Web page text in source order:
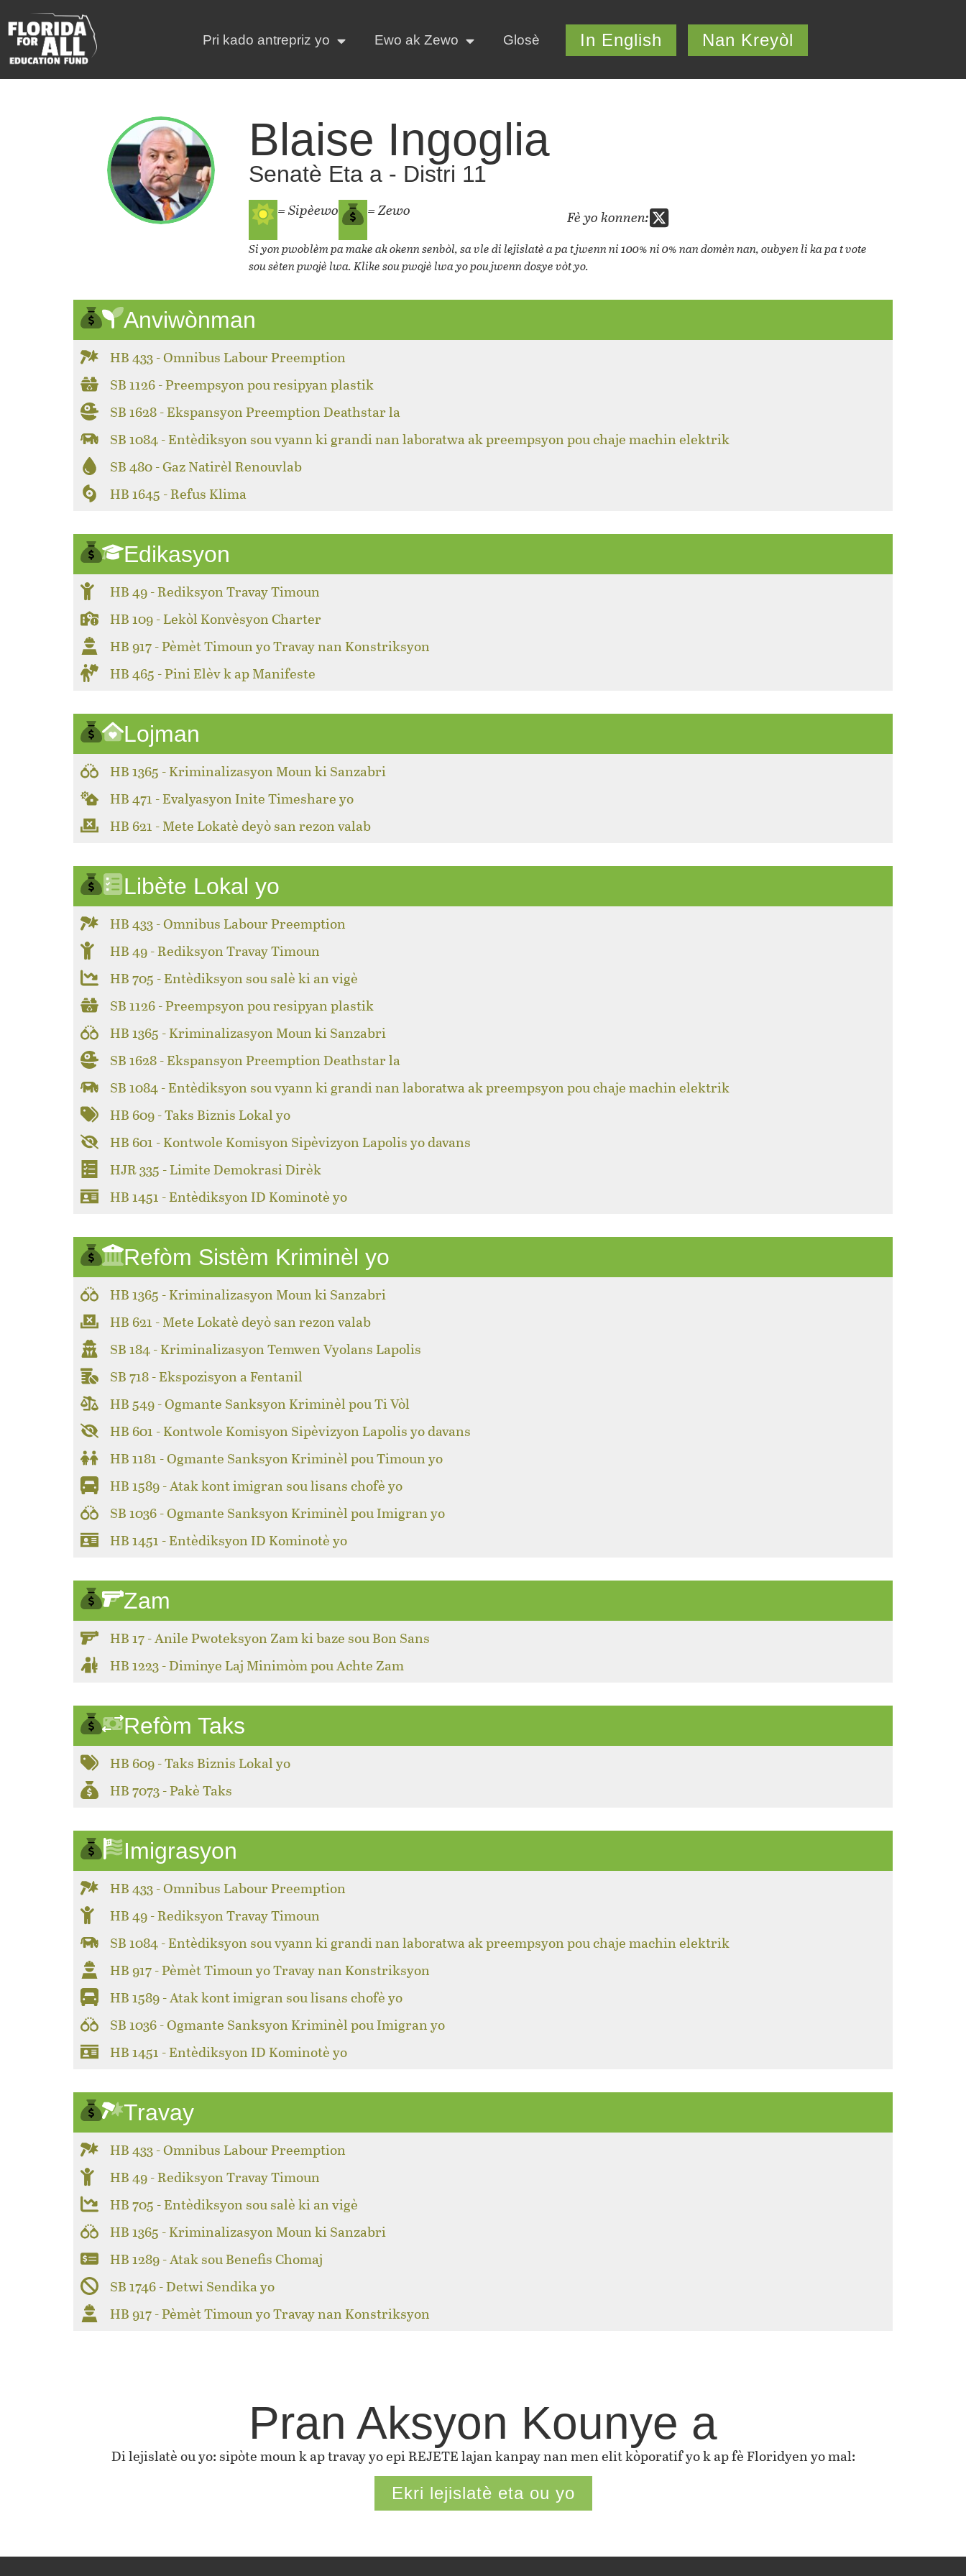
Pri kado antrepriz yo Ewo ak Zewo Glosè In English Nan Kreyòl
Blaise Ingoglia
Senatè Eta a - Distri 11
= Sipèewo = Zewo Fè yo konnen:
Si yon pwoblèm pa make ak okenn senbòl, sa vle di lejislatè a pa t jwenn ni 100% ni 0% nan domèn nan, oubyen li ka pa t vote
sou sèten pwojè lwa. Klike sou pwojè lwa yo pou jwenn dosye vòt yo.
Anviwònman
HB 433 - Omnibus Labour Preemption
SB 1126 - Preempsyon pou resipyan plastik
SB 1628 - Ekspansyon Preemption Deathstar la
SB 1084 - Entèdiksyon sou vyann ki grandi nan laboratwa ak preempsyon pou chaje machin elektrik
SB 480 - Gaz Natirèl Renouvlab
HB 1645 - Refus Klima
Edikasyon
HB 49 - Rediksyon Travay Timoun
HB 109 - Lekòl Konvèsyon Charter
HB 917 - Pèmèt Timoun yo Travay nan Konstriksyon
HB 465 - Pini Elèv k ap Manifeste
Lojman
HB 1365 - Kriminalizasyon Moun ki Sanzabri
HB 471 - Evalyasyon Inite Timeshare yo
HB 621 - Mete Lokatè deyò san rezon valab
Libète Lokal yo
HB 433 - Omnibus Labour Preemption
HB 49 - Rediksyon Travay Timoun
HB 705 - Entèdiksyon sou salè ki an vigè
SB 1126 - Preempsyon pou resipyan plastik
HB 1365 - Kriminalizasyon Moun ki Sanzabri
SB 1628 - Ekspansyon Preemption Deathstar la
SB 1084 - Entèdiksyon sou vyann ki grandi nan laboratwa ak preempsyon pou chaje machin elektrik
HB 609 - Taks Biznis Lokal yo
HB 601 - Kontwole Komisyon Sipèvizyon Lapolis yo davans
HJR 335 - Limite Demokrasi Dirèk
HB 1451 - Entèdiksyon ID Kominotè yo
Refòm Sistèm Kriminèl yo
HB 1365 - Kriminalizasyon Moun ki Sanzabri
HB 621 - Mete Lokatè deyò san rezon valab
SB 184 - Kriminalizasyon Temwen Vyolans Lapolis
SB 718 - Ekspozisyon a Fentanil
HB 549 - Ogmante Sanksyon Kriminèl pou Ti Vòl
HB 601 - Kontwole Komisyon Sipèvizyon Lapolis yo davans
HB 1181 - Ogmante Sanksyon Kriminèl pou Timoun yo
HB 1589 - Atak kont imigran sou lisans chofè yo
SB 1036 - Ogmante Sanksyon Kriminèl pou Imigran yo
HB 1451 - Entèdiksyon ID Kominotè yo
Zam
HB 17 - Anile Pwoteksyon Zam ki baze sou Bon Sans
HB 1223 - Diminye Laj Minimòm pou Achte Zam
Refòm Taks
HB 609 - Taks Biznis Lokal yo
HB 7073 - Pakè Taks
Imigrasyon
HB 433 - Omnibus Labour Preemption
HB 49 - Rediksyon Travay Timoun
SB 1084 - Entèdiksyon sou vyann ki grandi nan laboratwa ak preempsyon pou chaje machin elektrik
HB 917 - Pèmèt Timoun yo Travay nan Konstriksyon
HB 1589 - Atak kont imigran sou lisans chofè yo
SB 1036 - Ogmante Sanksyon Kriminèl pou Imigran yo
HB 1451 - Entèdiksyon ID Kominotè yo
Travay
HB 433 - Omnibus Labour Preemption
HB 49 - Rediksyon Travay Timoun
HB 705 - Entèdiksyon sou salè ki an vigè
HB 1365 - Kriminalizasyon Moun ki Sanzabri
HB 1289 - Atak sou Benefis Chomaj
SB 1746 - Detwi Sendika yo
HB 917 - Pèmèt Timoun yo Travay nan Konstriksyon
Pran Aksyon Kounye a
Di lejislatè ou yo: sipòte moun k ap travay yo epi REJETE lajan kanpay nan men elit kòporatif yo k ap fè Floridyen yo mal:
Ekri lejislatè eta ou yo